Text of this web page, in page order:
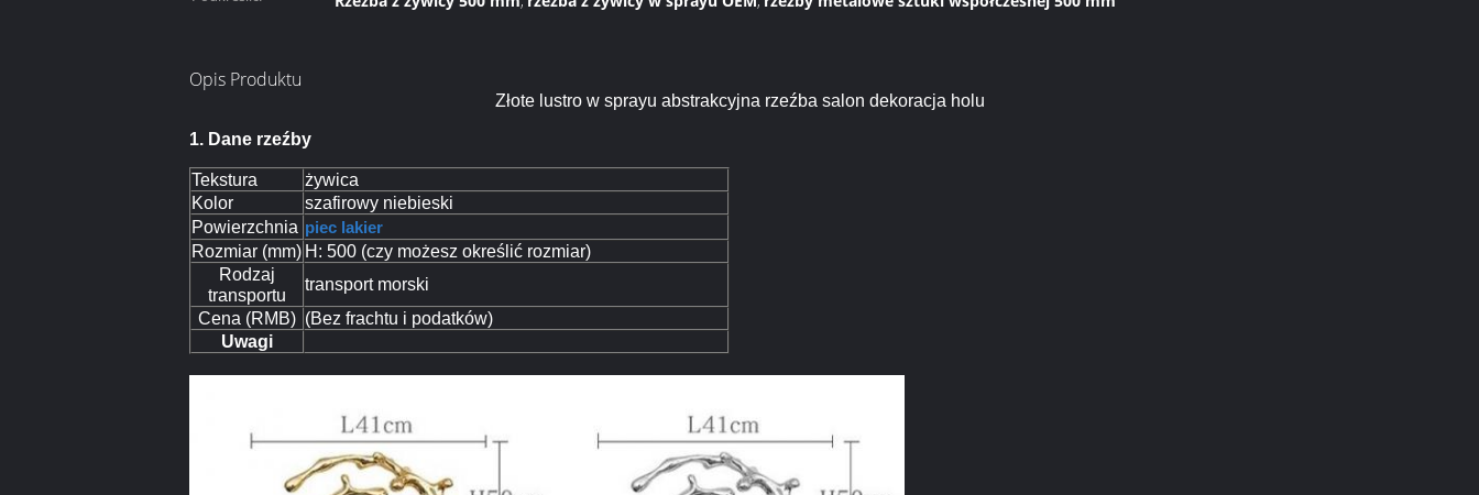
Opis Produktu
Złote lustro w sprayu abstrakcyjna rzeźba salon dekoracja holu
1. Dane rzeźby
Tekstura
żywica
Kolor
szafirowy niebieski
Powierzchnia piec lakier
Rozmiar (mm) H: 500 (czy możesz określić rozmiar)
Rodzaj
transportu
transport morski
Cena (RMB) (Bez frachtu i podatków)
Uwagi